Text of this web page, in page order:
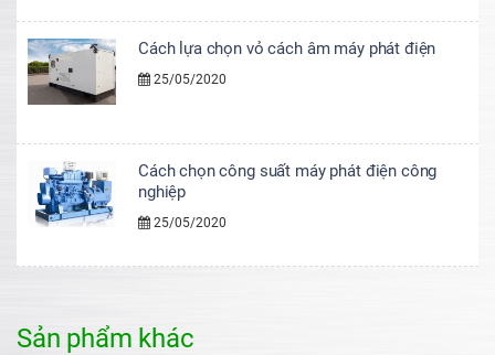
Cách lựa chọn vỏ cách âm máy phát điện
25/05/2020
Cách chọn công suất máy phát điện công
nghiệp
25/05/2020
Sản phẩm khác